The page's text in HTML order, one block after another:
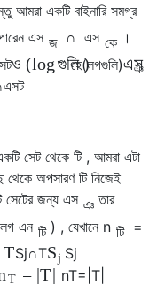
আমরা একটি বাইনারি সমগ্র
এস জ ∩ এস কে ।
টও (logগুলি)
হে(লগগুলি)এস
ঞ
এসট
সেট থেকে টি, আমরা এটা
থেকে অপসারণ টিনিজেই
সেটের জন্যএস ঞ তার
লগ এন টি) , যেখানে n টি =
TSj∩TSj Sj
T = |T| nT= |T